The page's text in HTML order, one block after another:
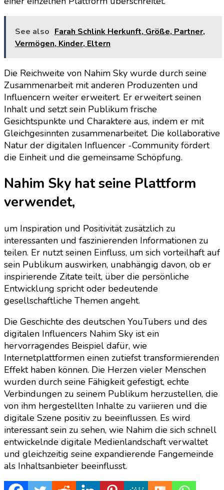
See also Farah Schlink Herkunft, Größe, Partner,
Vermögen, Kinder, Eltern
Die Reichweite von Nahim Sky wurde durch seine
Zusammenarbeit mit anderen Produzenten und
Influencern weiter erweitert. Er erweitert seinen
Inhalt und setzt sein Publikum frische
Gesichtspunkte und Charaktere aus, indem er mit
Gleichgesinnten zusammenarbeitet. Die kollaborative
Natur der digitalen Influencer -Community fördert
die Einheit und die gemeinsame Schöpfung.
Nahim Sky hat seine Plattform
verwendet,
um Inspiration und Positivität zusätzlich zu
interessanten und faszinierenden Informationen zu
teilen. Er nutzt seinen Einfluss, um sich vorteilhaft auf
sein Publikum auswirken, unabhängig davon, ob er
inspirierende Zitate teilt, über die persönliche
Entwicklung spricht oder bedeutende
gesellschaftliche Themen angeht.
Die Geschichte des deutschen YouTubers und des
digitalen Influencers Nahim Sky ist ein
hervorragendes Beispiel dafür, wie
Internetplattformen einen zutiefst transformierenden
Effekt haben können. Die Herzen vieler Menschen
wurden durch seine Fähigkeit gefestigt, echte
Verbindungen zu seinem Publikum herzustellen, die
von ihm hergestellten Inhalte zu variieren und die
digitale Szene positiv zu beeinflussen. Es wird
interessant sein zu sehen, wie Nahim die sich schnell
entwickelnde digitale Medienlandschaft verwaltet
und gleichzeitig seine expandierende Fangemeinde
als Inhaltsanbieter beeinflusst.